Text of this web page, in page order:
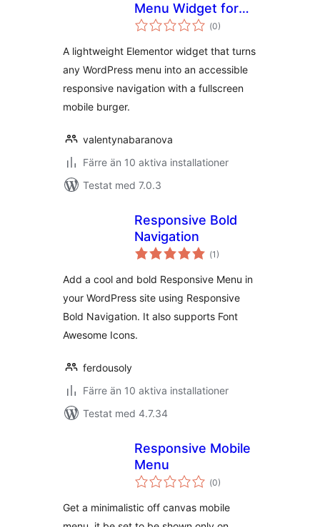
Menu Widget for
Elementor
(Totalt
antal
0)
A lightweight Elementor widget that turns
any WordPress menu into an accessible
responsive navigation with a fullscreen
mobile burger.
valentynabaranova
Färre än 10 aktiva installationer
Testat med 7.0.3
Responsive Bold
Navigation
(Totalt
antal
1)
Add a cool and bold Responsive Menu in
your WordPress site using Responsive
Bold Navigation. It also supports Font
Awesome Icons.
ferdousoly
Färre än 10 aktiva installationer
Testat med 4.7.34
Responsive Mobile
Menu
(Totalt
antal
0)
Get a minimalistic off canvas mobile